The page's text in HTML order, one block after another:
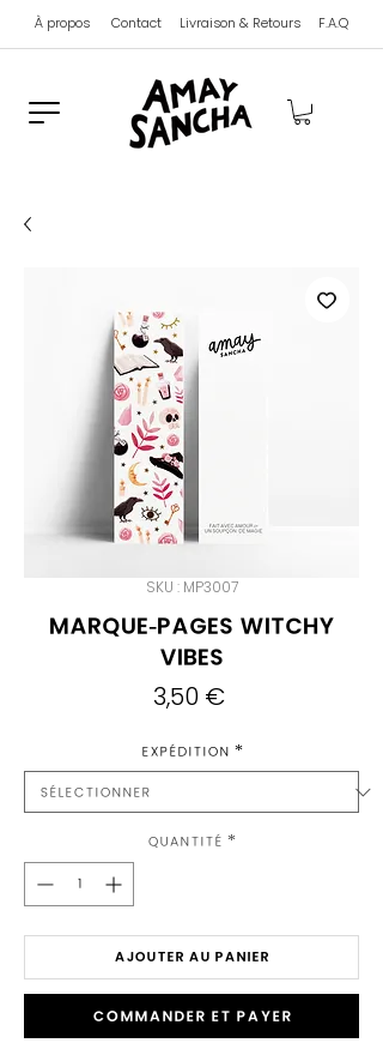
À propos Contact Livraison & Retours F.A.Q
SKU : MP3007
Marque-pages Witchy
Vibes
3,50 €Prix
Expédition *
Quantité *
AJOUTER AU PANIER
Commander et payer